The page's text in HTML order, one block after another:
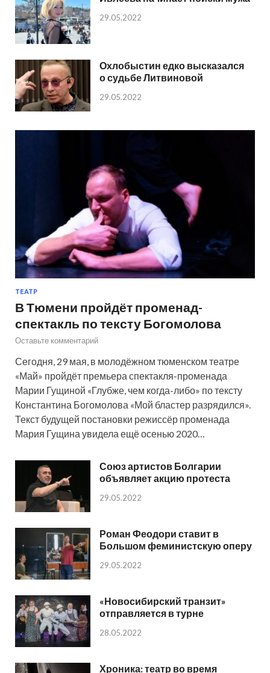
29.05.2022
Охлобыстин едко высказался
о судьбе Литвиновой
29.05.2022
ТЕАТР
В Тюмени пройдёт променад-
спектакль по тексту Богомолова
Оставьте комментарий
Сегодня, 29 мая, в молодёжном тюменском театре
«Май» пройдёт премьера спектакля-променада
Марии Гущиной «Глубже, чем когда-либо» по тексту
Константина Богомолова «Мой бластер разрядился».
Текст будущей постановки режиссёр променада
Мария Гущина увидела ещё осенью 2020…
Союз артистов Болгарии
объявляет акцию протеста
29.05.2022
Роман Феодори ставит в
Большом феминистскую оперу
29.05.2022
«Новосибирский транзит»
отправляется в турне
28.05.2022
Хроника: театр во время